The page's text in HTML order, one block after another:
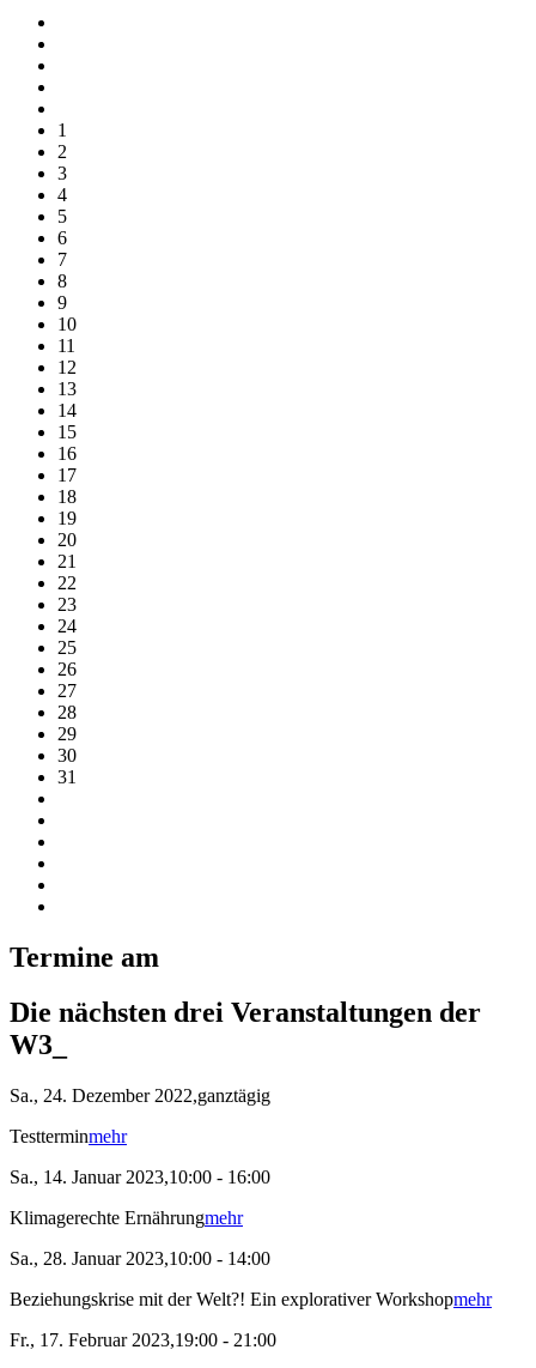
1
2
3
4
5
6
7
8
9
10
11
12
13
14
15
16
17
18
19
20
21
22
23
24
25
26
27
28
29
30
31
Termine am
Die nächsten drei Veranstaltungen der
W3_
Sa., 24. Dezember 2022,ganztägig
Testterminmehr
Sa., 14. Januar 2023,10:00 - 16:00
Klimagerechte Ernährungmehr
Sa., 28. Januar 2023,10:00 - 14:00
Beziehungskrise mit der Welt?! Ein explorativer Workshopmehr
Fr., 17. Februar 2023,19:00 - 21:00